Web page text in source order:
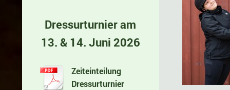
Dressurturnier am
13. & 14. Juni 2026
Zeiteinteilung
Dressurturnier